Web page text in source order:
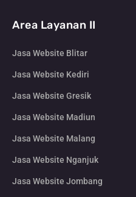
Area Layanan II
Jasa Website Blitar
Jasa Website Kediri
Jasa Website Gresik
Jasa Website Madiun
Jasa Website Malang
Jasa Website Nganjuk
Jasa Website Jombang